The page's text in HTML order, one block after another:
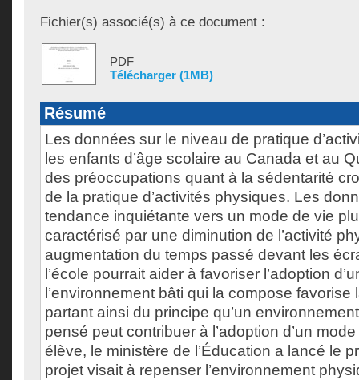
Fichier(s) associé(s) à ce document :
PDF
Télécharger (1MB)
Résumé
Les données sur le niveau de pratique
les enfants d’âge scolaire au Canada et au
des préoccupations quant à la sédentarité
de la pratique d’activités physiques. Les
tendance inquiétante vers un mode de vie
caractérisé par une diminution de l’activité
augmentation du temps passé devant les
l’école pourrait aider à favoriser l’adoption
l’environnement bâti qui la compose favorise
partant ainsi du principe qu’un
pensé peut contribuer à l’adoption d’un
élève, le ministère de l’Éducation a lancé le
projet visait à repenser l’environnement